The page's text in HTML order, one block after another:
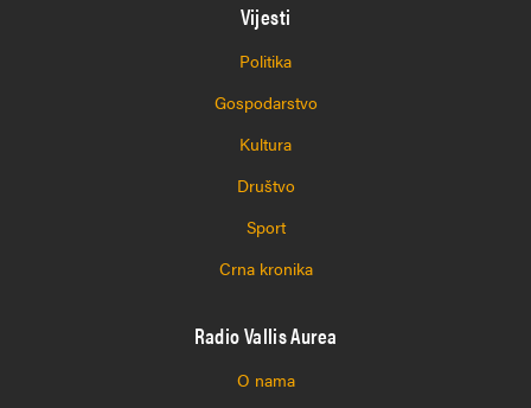
Vijesti
Politika
Gospodarstvo
Kultura
Društvo
Sport
Crna kronika
Radio Vallis Aurea
O nama